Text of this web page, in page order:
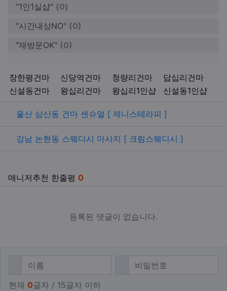
"1인1실샵" (0)
"시간내상NO" (0)
"재방문OK" (0)
장한평건마 신당역건마 청량리건마
답십리건마
신설동건마
왕십리건마 왕십리1인샵 신설동1인샵
키워드
관련자료
울산 삼산동 건마 센슈얼 [ 제니스테라피 ]
강남 논현동 스웨디시 마사지 [ 크림스웨디시 ]
매니저추천 한줄평 0
등록된 댓글이 없습니다.
댓글쓰기
필수 비밀번호필수
현재 0글자 / 15글자 이하